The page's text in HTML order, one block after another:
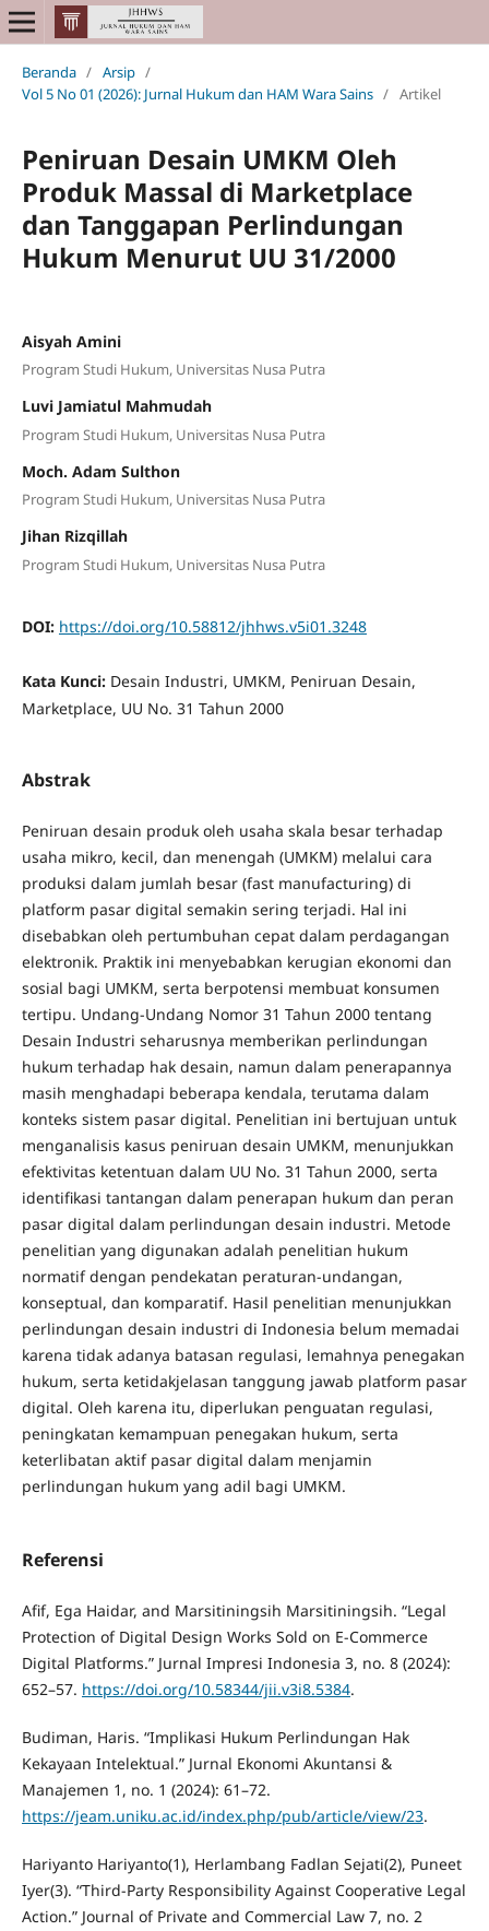
Beranda / Arsip /
Vol 5 No 01 (2026): Jurnal Hukum dan HAM Wara Sains / Artikel
Peniruan Desain UMKM Oleh
Produk Massal di Marketplace
dan Tanggapan Perlindungan
Hukum Menurut UU 31/2000
Aisyah Amini
Program Studi Hukum, Universitas Nusa Putra
Luvi Jamiatul Mahmudah
Program Studi Hukum, Universitas Nusa Putra
Moch. Adam Sulthon
Program Studi Hukum, Universitas Nusa Putra
Jihan Rizqillah
Program Studi Hukum, Universitas Nusa Putra
DOI: https://doi.org/10.58812/jhhws.v5i01.3248
Kata Kunci: Desain Industri, UMKM, Peniruan Desain,
Marketplace, UU No. 31 Tahun 2000
Abstrak
Peniruan desain produk oleh usaha skala besar terhadap
usaha mikro, kecil, dan menengah (UMKM) melalui cara
produksi dalam jumlah besar (fast manufacturing) di
platform pasar digital semakin sering terjadi. Hal ini
disebabkan oleh pertumbuhan cepat dalam perdagangan
elektronik. Praktik ini menyebabkan kerugian ekonomi dan
sosial bagi UMKM, serta berpotensi membuat konsumen
tertipu. Undang-Undang Nomor 31 Tahun 2000 tentang
Desain Industri seharusnya memberikan perlindungan
hukum terhadap hak desain, namun dalam penerapannya
masih menghadapi beberapa kendala, terutama dalam
konteks sistem pasar digital. Penelitian ini bertujuan untuk
menganalisis kasus peniruan desain UMKM, menunjukkan
efektivitas ketentuan dalam UU No. 31 Tahun 2000, serta
identifikasi tantangan dalam penerapan hukum dan peran
pasar digital dalam perlindungan desain industri. Metode
penelitian yang digunakan adalah penelitian hukum
normatif dengan pendekatan peraturan-undangan,
konseptual, dan komparatif. Hasil penelitian menunjukkan
perlindungan desain industri di Indonesia belum memadai
karena tidak adanya batasan regulasi, lemahnya penegakan
hukum, serta ketidakjelasan tanggung jawab platform pasar
digital. Oleh karena itu, diperlukan penguatan regulasi,
peningkatan kemampuan penegakan hukum, serta
keterlibatan aktif pasar digital dalam menjamin
perlindungan hukum yang adil bagi UMKM.
Referensi
Afif, Ega Haidar, and Marsitiningsih Marsitiningsih. “Legal
Protection of Digital Design Works Sold on E-Commerce
Digital Platforms.” Jurnal Impresi Indonesia 3, no. 8 (2024):
652–57. https://doi.org/10.58344/jii.v3i8.5384.
Budiman, Haris. “Implikasi Hukum Perlindungan Hak
Kekayaan Intelektual.” Jurnal Ekonomi Akuntansi &
Manajemen 1, no. 1 (2024): 61–72.
https://jeam.uniku.ac.id/index.php/pub/article/view/23.
Hariyanto Hariyanto(1), Herlambang Fadlan Sejati(2), Puneet
Iyer(3). “Third-Party Responsibility Against Cooperative Legal
Action.” Journal of Private and Commercial Law 7, no. 2